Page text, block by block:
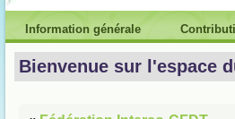
Information générale
Bienvenue sur l'espace